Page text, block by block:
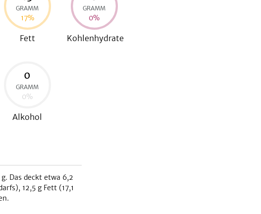
GRAMM
17%
Fett
GRAMM
0%
Kohlenhydrate
0
GRAMM
0%
Alkohol
Das deckt etwa 6,2
12,5 g Fett (17,1